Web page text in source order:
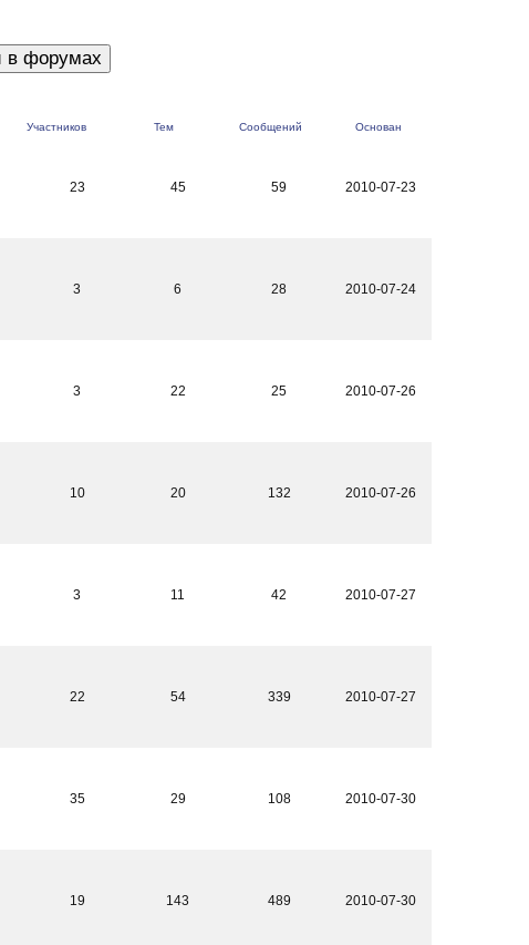
Участников Тем Сообщений Основан
23
45 59 2010-07-23
3
6 28 2010-07-24
3
22 25 2010-07-26
10
20 132 2010-07-26
3
11 42 2010-07-27
22
54 339 2010-07-27
35
29 108 2010-07-30
19
143 489 2010-07-30